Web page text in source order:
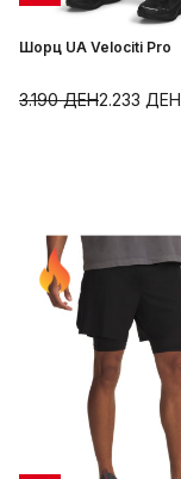
Шорц UA Velociti Pro
2.233 ДЕН
3.190ДЕН